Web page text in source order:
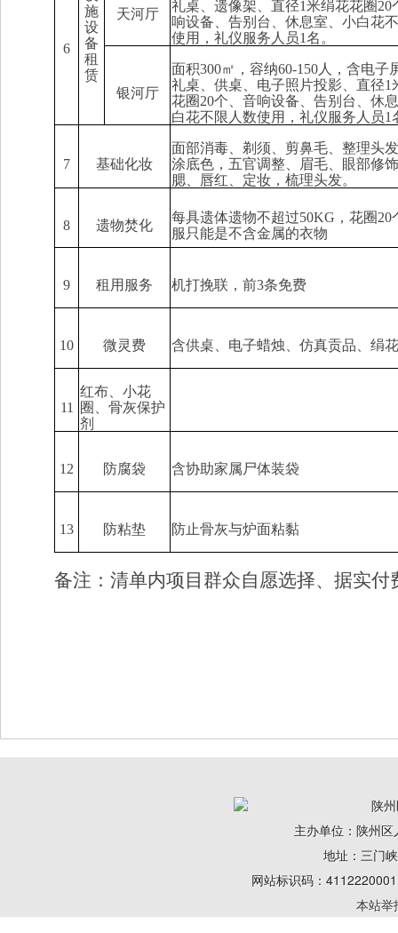
6
施
设
备
租
赁
天河厅
礼桌、 遗像架、直径1米绢花花圈20
响设备
告别台、休息室、 小白花
使用，礼仪服务人员1名 。
银河厅
面积300㎡，容纳60-150 人， 含电子
礼桌、 供桌、电子照片投影、直径1
花圈20个 、音响设备
告别台、休
白花不限人数使用，礼仪服务人员1
7 基础化妆
面部消毒、剃须、剪鼻毛、整理头
涂底色，五官调整、眉毛、眼部修
腮、唇红、定妆，梳理头发。
8 遗物焚化
每具遗体遗物不超过50KG ，花圈20
服只能是不含金属的衣物
9 租用服务 机打挽联，前3条免费
10 微灵费 含供桌、电子蜡烛、仿真贡品、绢花
11
红布、小花
圈、骨灰保护
剂
12 防腐袋 含协助家属尸体装袋
13 防粘垫 防止骨灰与炉面粘黏
备注：清单内项目群众自愿选择、据实付
陕
主办单位：陕州
地址：三门
网站标识码：
本站举